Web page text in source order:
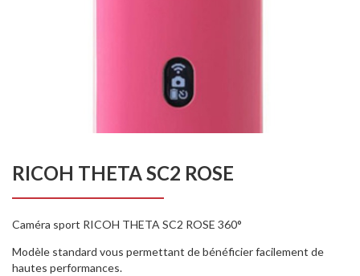
RICOH THETA SC2 ROSE
Caméra sport RICOH THETA SC2 ROSE 360°
Modèle standard vous permettant de bénéficier facilement de
hautes performances.